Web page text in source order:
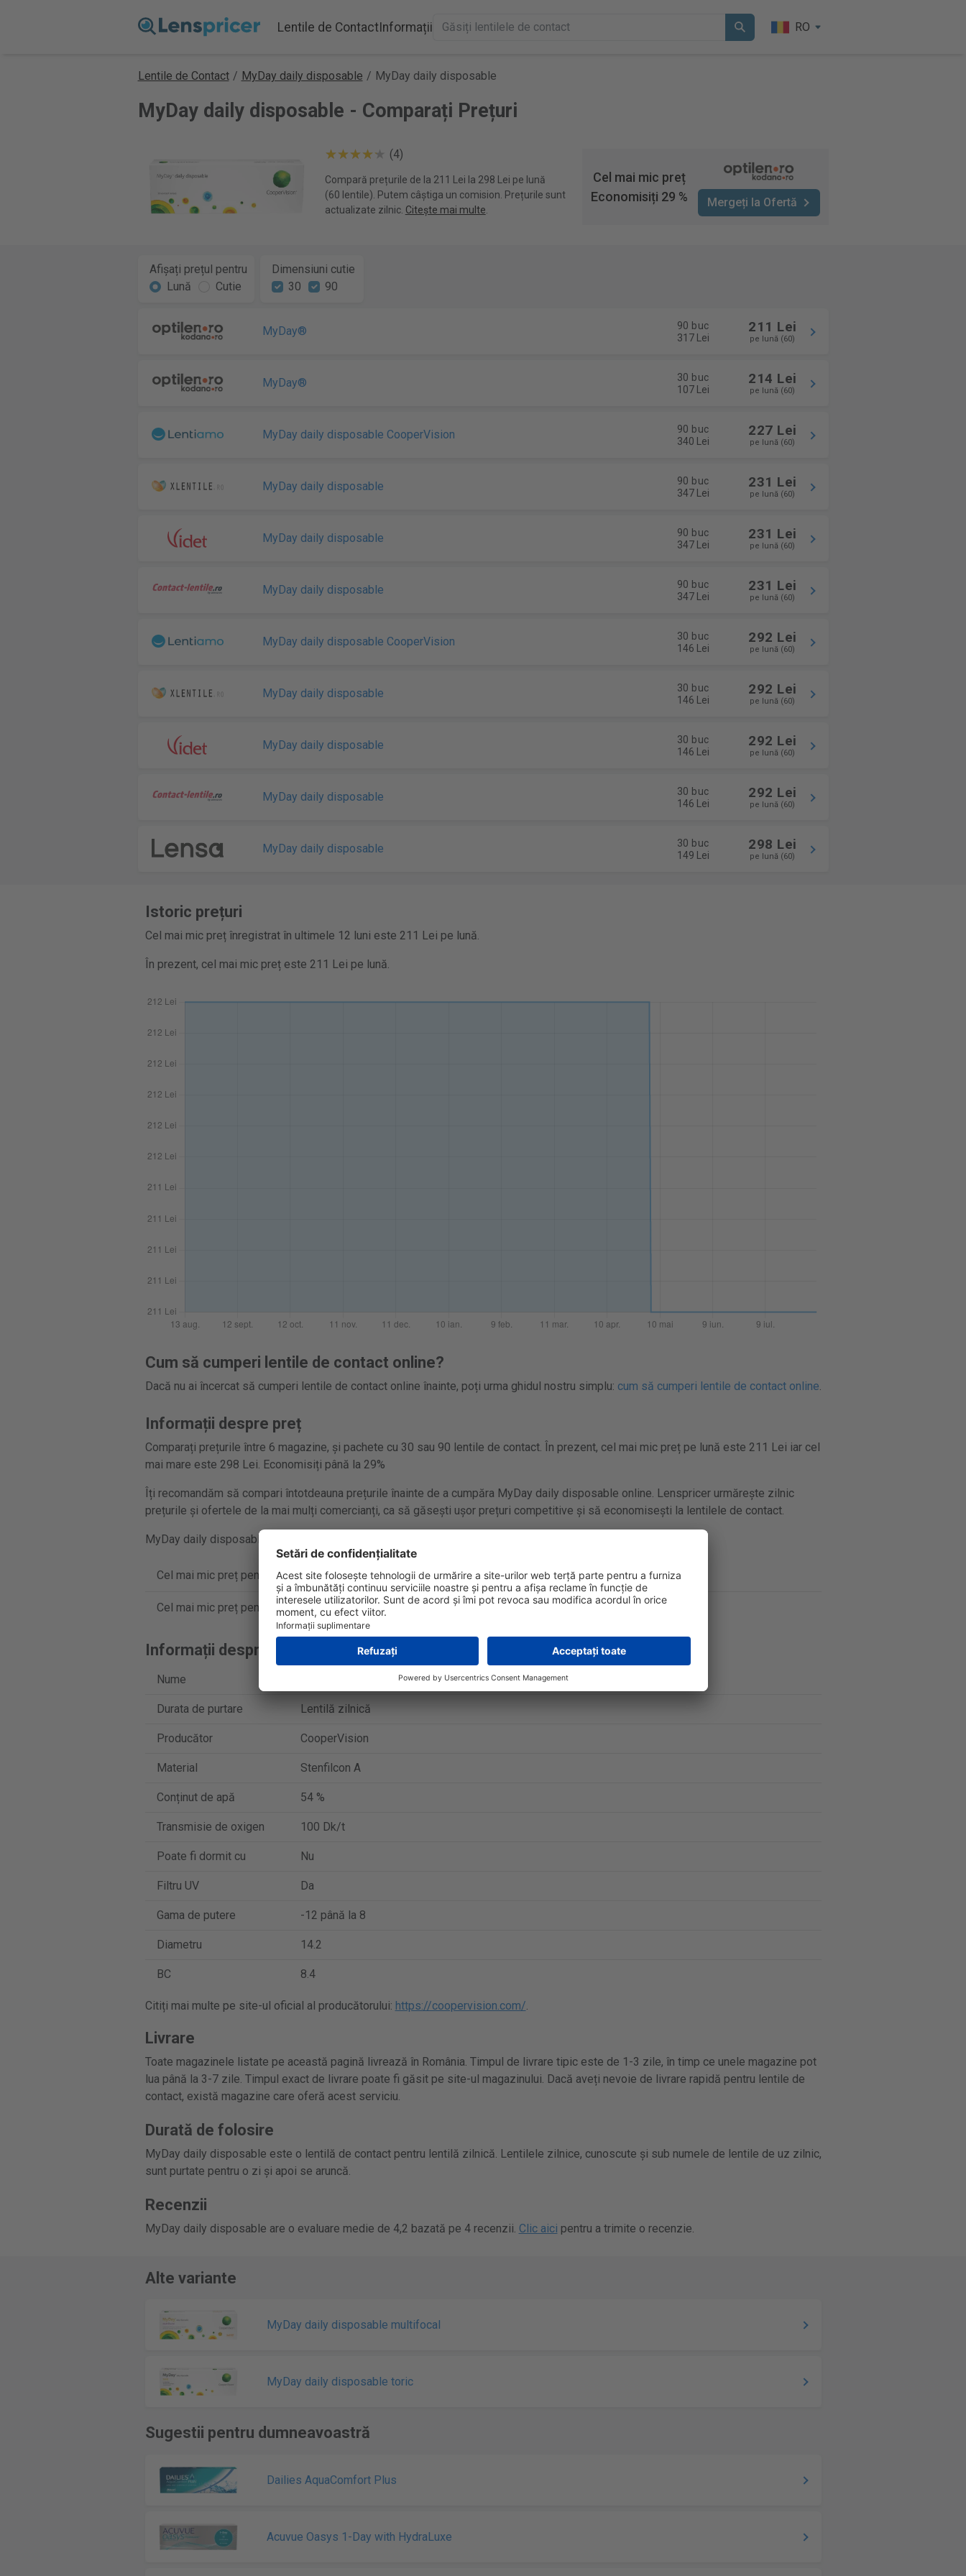
Lentile de ContactInformații RO
Lentile de Contact / MyDay daily disposable / MyDay daily disposable
MyDay daily disposable - Comparați Prețuri
(4)
Compară prețurile de la 211 Lei la 298 Lei pe lună
(60 lentile). Putem câștiga un comision. Prețurile sunt
actualizate zilnic. Citește mai multe
Cel mai mic preț
Economisiți 29 %
Mergeți la Ofertă
Afișați prețul pentru
Lună
Cutie
Dimensiuni cutie
30
90
MyDay®
90 buc
317 Lei
211 Lei
pe lună (60)
MyDay®
30 buc
107 Lei
214 Lei
pe lună (60)
MyDay daily disposable CooperVision
90 buc
340 Lei
227 Lei
pe lună (60)
MyDay daily disposable
90 buc
347 Lei
231 Lei
pe lună (60)
MyDay daily disposable
90 buc
347 Lei
231 Lei
pe lună (60)
MyDay daily disposable
90 buc
347 Lei
231 Lei
pe lună (60)
MyDay daily disposable CooperVision
30 buc
146 Lei
292 Lei
pe lună (60)
MyDay daily disposable
30 buc
146 Lei
292 Lei
pe lună (60)
MyDay daily disposable
30 buc
146 Lei
292 Lei
pe lună (60)
MyDay daily disposable
30 buc
146 Lei
292 Lei
pe lună (60)
MyDay daily disposable
30 buc
149 Lei
298 Lei
pe lună (60)
Istoric prețuri
Cel mai mic preț înregistrat în ultimele 12 luni este 211 Lei pe lună.
În prezent, cel mai mic preț este 211 Lei pe lună.
Cum să cumperi lentile de contact online?
Dacă nu ai încercat să cumperi lentile de contact online înainte, poți urma ghidul nostru simplu: cum să cumperi lentile de contact online.
Informații despre preț
Comparați prețurile între 6 magazine, și pachete cu 30 sau 90 lentile de contact. În prezent, cel mai mic preț pe lună este 211 Lei iar cel
mai mare este 298 Lei. Economisiți până la 29%
Îți recomandăm să compari întotdeauna prețurile înainte de a cumpăra MyDay daily disposable online. Lenspricer urmărește zilnic
prețurile și ofertele de la mai mulți comercianți, ca să găsești ușor prețuri competitive și să economisești la lentilele de contact.
MyDay daily disposable se vinde în cutii cu 30 sau 90 lentile de contact.
Cel mai mic preț pentru MyDay daily disposable (30 lentile) este 107 Lei.Mergeți la oferta de la optilen.
Cel mai mic preț pentru MyDay daily disposable (90 lentile) este 317 Lei.Mergeți la oferta de la optilen
Informații despre produs
Nume MyDay daily disposable
Durata de purtare Lentilă zilnică
Producător CooperVision
Material Stenfilcon A
Conținut de apă 54 %
Transmisie de oxigen 100 Dk/t
Poate fi dormit cu Nu
Filtru UV Da
Gama de putere -12 până la 8
Diametru 14.2
BC 8.4
Citiți mai multe pe site-ul oficial al producătorului: https://coopervision.com/.
Livrare
Toate magazinele listate pe această pagină livrează în România. Timpul de livrare tipic este de 1-3 zile, în timp ce unele magazine pot
lua până la 3-7 zile. Timpul exact de livrare poate fi găsit pe site-ul magazinului. Dacă aveți nevoie de livrare rapidă pentru lentile de
contact, există magazine care oferă acest serviciu.
Durată de folosire
MyDay daily disposable este o lentilă de contact pentru lentilă zilnică. Lentilele zilnice, cunoscute și sub numele de lentile de uz zilnic,
sunt purtate pentru o zi și apoi se aruncă.
Recenzii
MyDay daily disposable are o evaluare medie de 4,2 bazată pe 4 recenzii. Clic aici pentru a trimite o recenzie.
Alte variante
MyDay daily disposable multifocal
MyDay daily disposable toric
Sugestii pentru dumneavoastră
Dailies AquaComfort Plus
Acuvue Oasys 1-Day with HydraLuxe